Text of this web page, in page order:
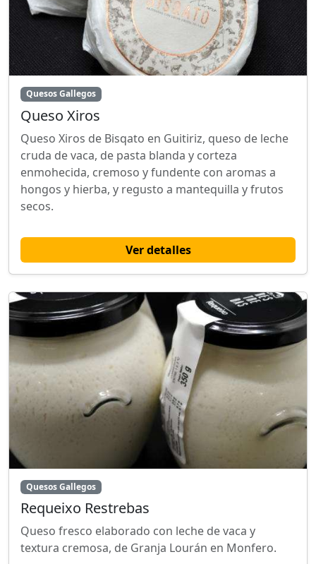
Quesos Gallegos
Queso Xiros
Queso Xiros de Bisqato en Guitiriz, queso de leche
cruda de vaca, de pasta blanda y corteza
enmohecida, cremoso y fundente con aromas a
hongos y hierba, y regusto a mantequilla y frutos
secos.
Ver detalles
Quesos Gallegos
Requeixo Restrebas
Queso fresco elaborado con leche de vaca y
textura cremosa, de Granja Lourán en Monfero.